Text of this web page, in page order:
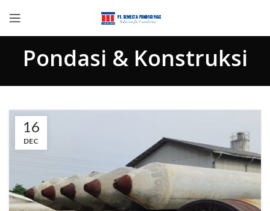
Pondasi & Konstruksi
16
DEC